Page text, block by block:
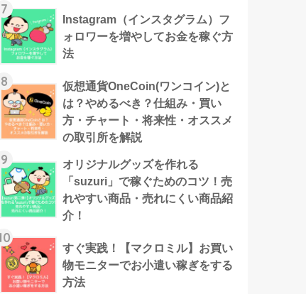
7
Instagram（インスタグラム）フ
ォロワーを増やしてお金を稼ぐ方
法
8
仮想通貨OneCoin(ワンコイン)と
は？やめるべき？仕組み・買い
方・チャート・将来性・オススメ
の取引所を解説
9
オリジナルグッズを作れる
「suzuri」で稼ぐためのコツ！売
れやすい商品・売れにくい商品紹
介！
すぐ実践！【マクロミル】お買い
物モニターでお小遣い稼ぎをする
方法